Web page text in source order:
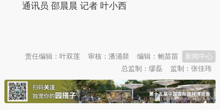
通讯员 邵晨晨 记者 叶小西
新闻中心
编辑：鲍苗苗
审核：潘涌燚
责任编辑：叶双莲
监制：张佳玮
总监制：缪磊